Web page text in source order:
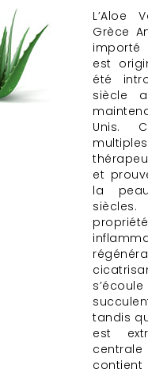
L’Aloe
Grèce
importé
est
été
siècle
Unis.
et
la
tandis
est
centrale